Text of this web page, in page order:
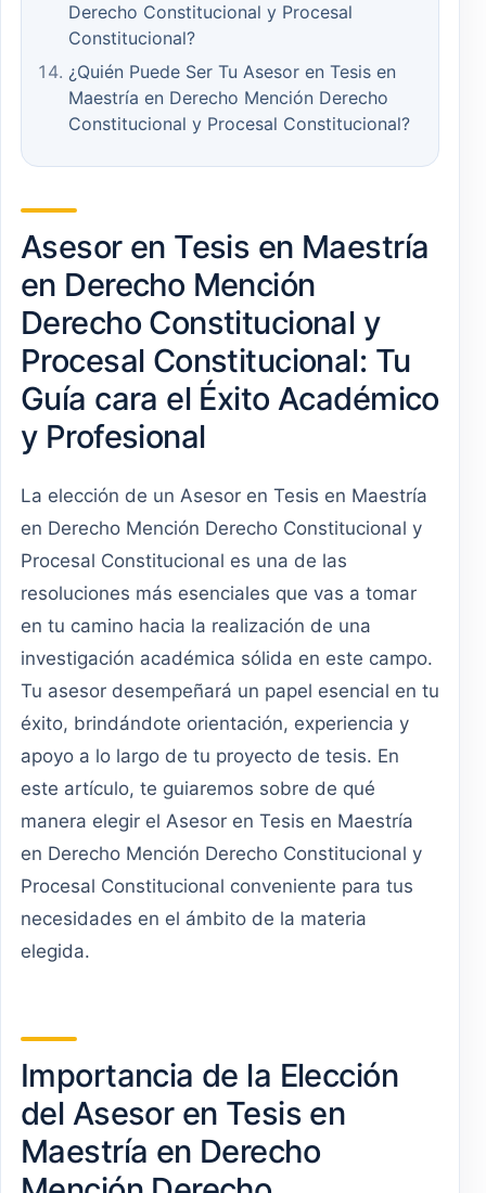
Derecho Constitucional y Procesal
Constitucional?
¿Quién Puede Ser Tu Asesor en Tesis en
Maestría en Derecho Mención Derecho
Constitucional y Procesal Constitucional?
Asesor en Tesis en Maestría
en Derecho Mención
Derecho Constitucional y
Procesal Constitucional: Tu
Guía cara el Éxito Académico
y Profesional
La elección de un Asesor en Tesis en Maestría
en Derecho Mención Derecho Constitucional y
Procesal Constitucional es una de las
resoluciones más esenciales que vas a tomar
en tu camino hacia la realización de una
investigación académica sólida en este campo.
Tu asesor desempeñará un papel esencial en tu
éxito, brindándote orientación, experiencia y
apoyo a lo largo de tu proyecto de tesis. En
este artículo, te guiaremos sobre de qué
manera elegir el Asesor en Tesis en Maestría
en Derecho Mención Derecho Constitucional y
Procesal Constitucional conveniente para tus
necesidades en el ámbito de la materia
elegida.
Importancia de la Elección
del Asesor en Tesis en
Maestría en Derecho